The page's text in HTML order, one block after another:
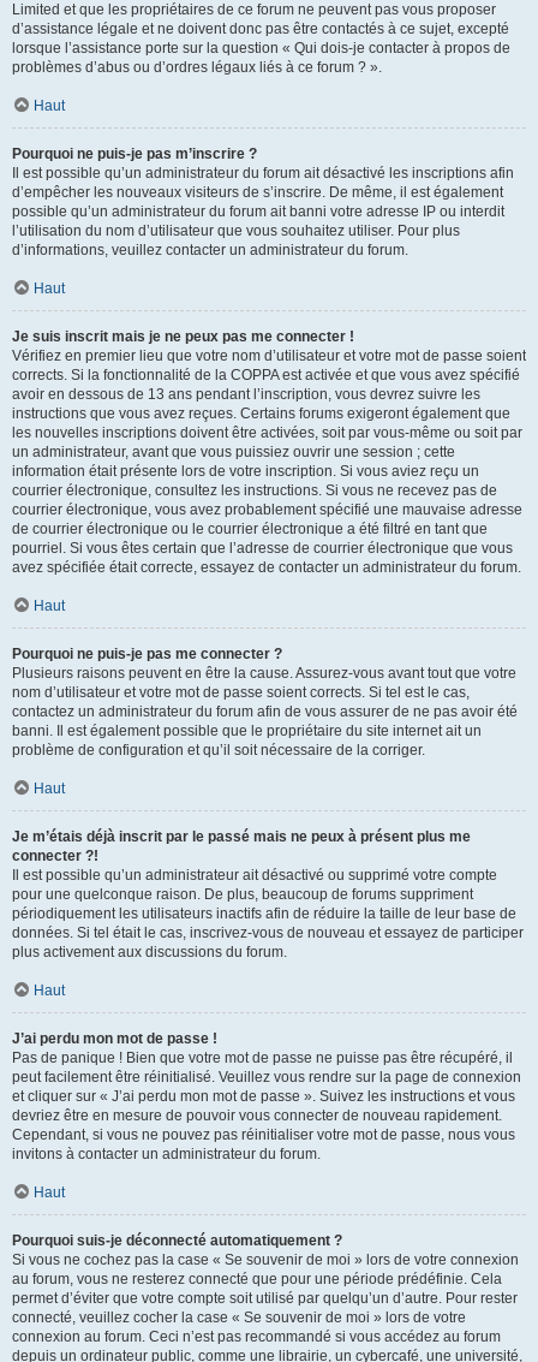
Limited et que les propriétaires de ce forum ne peuvent pas vous proposer
d’assistance légale et ne doivent donc pas être contactés à ce sujet, excepté
lorsque l’assistance porte sur la question « Qui dois-je contacter à propos de
problèmes d’abus ou d’ordres légaux liés à ce forum ? ».
Haut
Pourquoi ne puis-je pas m’inscrire ?
Il est possible qu’un administrateur du forum ait désactivé les inscriptions afin
d’empêcher les nouveaux visiteurs de s’inscrire. De même, il est également
possible qu’un administrateur du forum ait banni votre adresse IP ou interdit
l’utilisation du nom d’utilisateur que vous souhaitez utiliser. Pour plus
d’informations, veuillez contacter un administrateur du forum.
Haut
Je suis inscrit mais je ne peux pas me connecter !
Vérifiez en premier lieu que votre nom d’utilisateur et votre mot de passe soient
corrects. Si la fonctionnalité de la COPPA est activée et que vous avez spécifié
avoir en dessous de 13 ans pendant l’inscription, vous devrez suivre les
instructions que vous avez reçues. Certains forums exigeront également que
les nouvelles inscriptions doivent être activées, soit par vous-même ou soit par
un administrateur, avant que vous puissiez ouvrir une session ; cette
information était présente lors de votre inscription. Si vous aviez reçu un
courrier électronique, consultez les instructions. Si vous ne recevez pas de
courrier électronique, vous avez probablement spécifié une mauvaise adresse
de courrier électronique ou le courrier électronique a été filtré en tant que
pourriel. Si vous êtes certain que l’adresse de courrier électronique que vous
avez spécifiée était correcte, essayez de contacter un administrateur du forum.
Haut
Pourquoi ne puis-je pas me connecter ?
Plusieurs raisons peuvent en être la cause. Assurez-vous avant tout que votre
nom d’utilisateur et votre mot de passe soient corrects. Si tel est le cas,
contactez un administrateur du forum afin de vous assurer de ne pas avoir été
banni. Il est également possible que le propriétaire du site internet ait un
problème de configuration et qu’il soit nécessaire de la corriger.
Haut
Je m’étais déjà inscrit par le passé mais ne peux à présent plus me
connecter ?!
Il est possible qu’un administrateur ait désactivé ou supprimé votre compte
pour une quelconque raison. De plus, beaucoup de forums suppriment
périodiquement les utilisateurs inactifs afin de réduire la taille de leur base de
données. Si tel était le cas, inscrivez-vous de nouveau et essayez de participer
plus activement aux discussions du forum.
Haut
J’ai perdu mon mot de passe !
Pas de panique ! Bien que votre mot de passe ne puisse pas être récupéré, il
peut facilement être réinitialisé. Veuillez vous rendre sur la page de connexion
et cliquer sur « J’ai perdu mon mot de passe ». Suivez les instructions et vous
devriez être en mesure de pouvoir vous connecter de nouveau rapidement.
Cependant, si vous ne pouvez pas réinitialiser votre mot de passe, nous vous
invitons à contacter un administrateur du forum.
Haut
Pourquoi suis-je déconnecté automatiquement ?
Si vous ne cochez pas la case « Se souvenir de moi » lors de votre connexion
au forum, vous ne resterez connecté que pour une période prédéfinie. Cela
permet d’éviter que votre compte soit utilisé par quelqu’un d’autre. Pour rester
connecté, veuillez cocher la case « Se souvenir de moi » lors de votre
connexion au forum. Ceci n’est pas recommandé si vous accédez au forum
depuis un ordinateur public, comme une librairie, un cybercafé, une université,